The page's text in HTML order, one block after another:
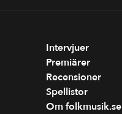
Intervjuer
Premiärer
Recensioner
Spellistor
Om folkmusik.se